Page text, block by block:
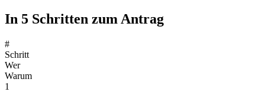
In 5 Schritten zum Antrag
#
Schritt
Wer
Warum
1